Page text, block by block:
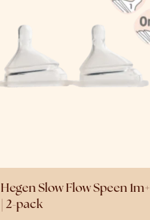
Hegen Slow Flow Speen 1m+
| 2-pack